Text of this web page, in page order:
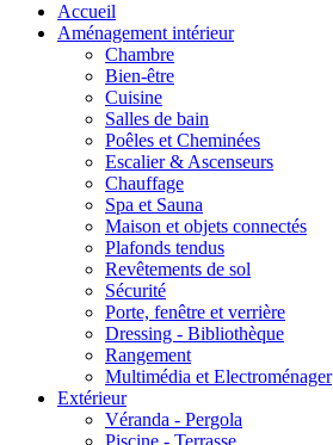
Accueil
Aménagement intérieur
Chambre
Bien-être
Cuisine
Salles de bain
Poêles et Cheminées
Escalier & Ascenseurs
Chauffage
Spa et Sauna
Maison et objets connectés
Plafonds tendus
Revêtements de sol
Sécurité
Porte, fenêtre et verrière
Dressing - Bibliothèque
Rangement
Multimédia et Electroménager
Extérieur
Véranda - Pergola